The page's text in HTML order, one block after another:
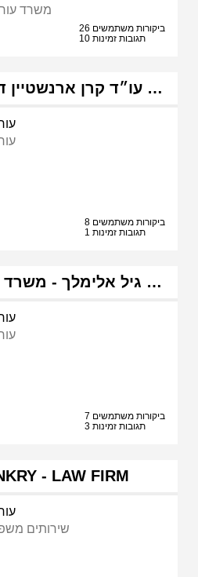
משרד
26 ביקורות משתמשים
10 תגובות זמינות
עו״ד קרן ארנשטיין דנה, ביטוח לאומי …
8 ביקורות משתמשים
1 תגובות זמינות
גיל אלימלך - משרד עורכי דין ונוטריון …
7 ביקורות משתמשים
3 תגובות זמינות
- LAW FIRM
שירותים